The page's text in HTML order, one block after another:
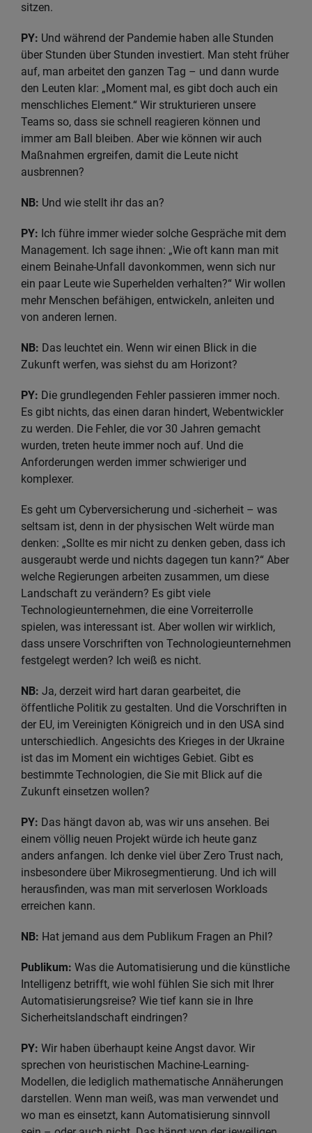
sitzen.
PY: Und während der Pandemie haben alle Stunden
über Stunden über Stunden investiert. Man steht früher
auf, man arbeitet den ganzen Tag – und dann wurde
den Leuten klar: „Moment mal, es gibt doch auch ein
menschliches Element.“ Wir strukturieren unsere
Teams so, dass sie schnell reagieren können und
immer am Ball bleiben. Aber wie können wir auch
Maßnahmen ergreifen, damit die Leute nicht
ausbrennen?
NB: Und wie stellt ihr das an?
PY: Ich führe immer wieder solche Gespräche mit dem
Management. Ich sage ihnen: „Wie oft kann man mit
einem Beinahe-Unfall davonkommen, wenn sich nur
ein paar Leute wie Superhelden verhalten?“ Wir wollen
mehr Menschen befähigen, entwickeln, anleiten und
von anderen lernen.
NB: Das leuchtet ein. Wenn wir einen Blick in die
Zukunft werfen, was siehst du am Horizont?
PY: Die grundlegenden Fehler passieren immer noch.
Es gibt nichts, das einen daran hindert, Webentwickler
zu werden. Die Fehler, die vor 30 Jahren gemacht
wurden, treten heute immer noch auf. Und die
Anforderungen werden immer schwieriger und
komplexer.
Es geht um Cyberversicherung und -sicherheit – was
seltsam ist, denn in der physischen Welt würde man
denken: „Sollte es mir nicht zu denken geben, dass ich
ausgeraubt werde und nichts dagegen tun kann?“ Aber
welche Regierungen arbeiten zusammen, um diese
Landschaft zu verändern? Es gibt viele
Technologieunternehmen, die eine Vorreiterrolle
spielen, was interessant ist. Aber wollen wir wirklich,
dass unsere Vorschriften von Technologieunternehmen
festgelegt werden? Ich weiß es nicht.
NB: Ja, derzeit wird hart daran gearbeitet, die
öffentliche Politik zu gestalten. Und die Vorschriften in
der EU, im Vereinigten Königreich und in den USA sind
unterschiedlich. Angesichts des Krieges in der Ukraine
ist das im Moment ein wichtiges Gebiet. Gibt es
bestimmte Technologien, die Sie mit Blick auf die
Zukunft einsetzen wollen?
PY: Das hängt davon ab, was wir uns ansehen. Bei
einem völlig neuen Projekt würde ich heute ganz
anders anfangen. Ich denke viel über Zero Trust nach,
insbesondere über Mikrosegmentierung. Und ich will
herausfinden, was man mit serverlosen Workloads
erreichen kann.
NB: Hat jemand aus dem Publikum Fragen an Phil?
Publikum: Was die Automatisierung und die künstliche
Intelligenz betrifft, wie wohl fühlen Sie sich mit Ihrer
Automatisierungsreise? Wie tief kann sie in Ihre
Sicherheitslandschaft eindringen?
PY: Wir haben überhaupt keine Angst davor. Wir
sprechen von heuristischen Machine-Learning-
Modellen, die lediglich mathematische Annäherungen
darstellen. Wenn man weiß, was man verwendet und
wo man es einsetzt, kann Automatisierung sinnvoll